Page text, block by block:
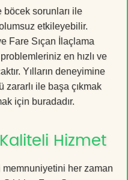
sorunları ile
etkileyebilir.
Fare Sıçan İlaçlama
en hızlı ve
Yılların deneyimine
ile başa çıkmak
için buradadır.
Hizmet
her zaman